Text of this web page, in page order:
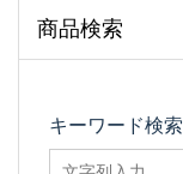
商品検索
キーワード検索
searchfilter_pro